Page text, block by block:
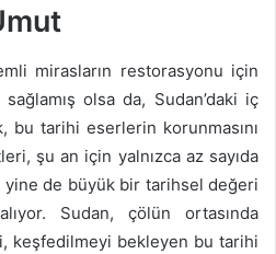
mirasların restorasyonu için
olsa da, Sudan’daki iç
bu tarihi eserlerin korunmasını
şu an için yalnızca az sayıda
de büyük bir tarihsel değeri
Sudan, çölün ortasında
keşfedilmeyi bekleyen bu tarihi